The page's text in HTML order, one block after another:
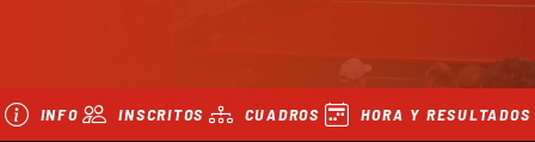
INFO INSCRITOS CUADROS HORA Y RESULTADOS